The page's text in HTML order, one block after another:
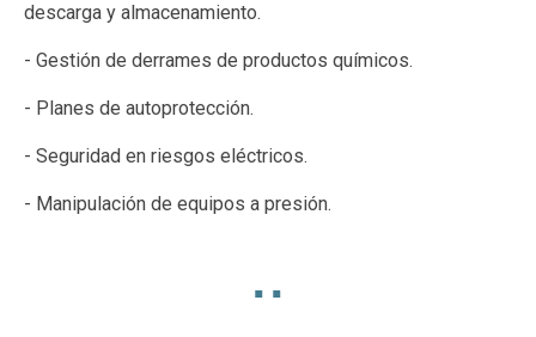
descarga y almacenamiento.
- Gestión de derrames de productos químicos.
- Planes de autoprotección.
- Seguridad en riesgos eléctricos.
- Manipulación de equipos a presión.
▪️ ▪️